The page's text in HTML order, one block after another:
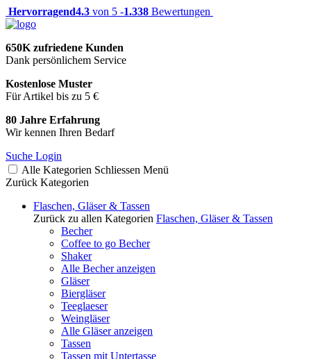
Hervorragend4.3 von 5 -1.338 Bewertungen
650K zufriedene Kunden
Dank persönlichem Service
Kostenlose Muster
Für Artikel bis zu 5 €
80 Jahre Erfahrung
Wir kennen Ihren Bedarf
Suche Login
Alle Kategorien Schliessen Menü
Zurück Kategorien
Flaschen, Gläser & Tassen
Zurück zu allen Kategorien Flaschen, Gläser & Tassen
Becher
Coffee to go Becher
Shaker
Alle Becher anzeigen
Gläser
Biergläser
Teeglaeser
Weingläser
Alle Gläser anzeigen
Tassen
Tassen mit Untertasse